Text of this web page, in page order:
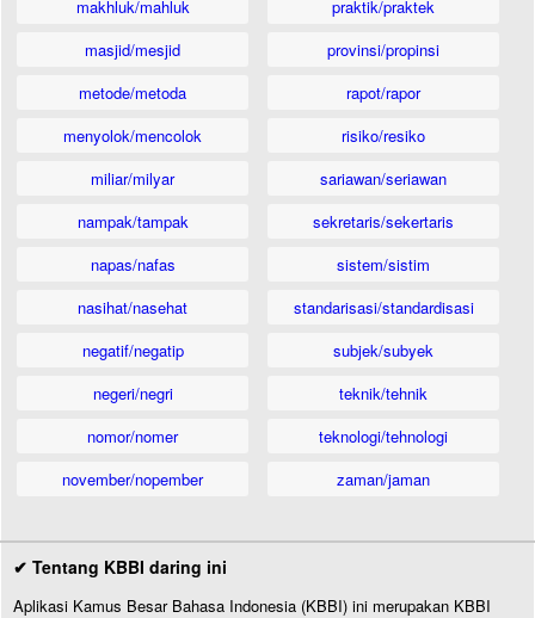
makhluk/mahluk
masjid/mesjid
metode/metoda
menyolok/mencolok
miliar/milyar
nampak/tampak
napas/nafas
nasihat/nasehat
negatif/negatip
negeri/negri
nomor/nomer
november/nopember
praktik/praktek
provinsi/propinsi
rapot/rapor
risiko/resiko
sariawan/seriawan
sekretaris/sekertaris
sistem/sistim
standarisasi/standardisasi
subjek/subyek
teknik/tehnik
teknologi/tehnologi
zaman/jaman
✔ Tentang KBBI daring ini
Aplikasi Kamus Besar Bahasa Indonesia (KBBI) ini merupakan KBBI